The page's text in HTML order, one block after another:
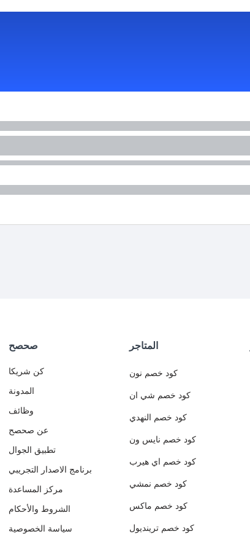
صحصح
كن شريكا
المدونة
وظائف
عن صحصح
تطبيق الجوال
برنامج الاصدار التجريبي
مركز المساعدة
الشروط والأحكام
سياسة الخصوصية
المتاجر
كود خصم نون
كود خصم شي ان
كود خصم النهدي
كود خصم نايس ون
كود خصم اي هيرب
كود خصم نمشي
كود خصم ماكس
كود خصم ترينديول